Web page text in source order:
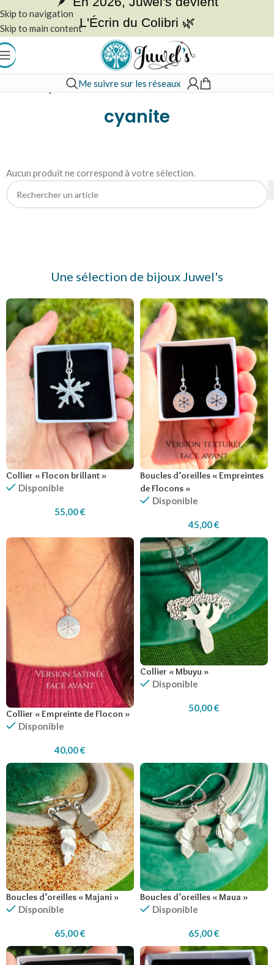
Skip to navigation
Skip to main contentL'Écrin du Colibri 🌿
Me suivre sur les réseaux
cyanite
cyanite
Aucun produit ne correspond à votre sélection.
Une sélection de bijoux Juwel's
Collier « Flocon brillant »
Disponible
55,00€
Boucles d’oreilles « Empreintes
de Flocons »
Disponible
45,00€
Collier « Empreinte de Flocon »
Disponible
40,00€
Collier « Mbuyu »
Disponible
50,00€
Boucles d’oreilles « Majani »
Disponible
65,00€
Boucles d’oreilles « Maua »
Disponible
65,00€